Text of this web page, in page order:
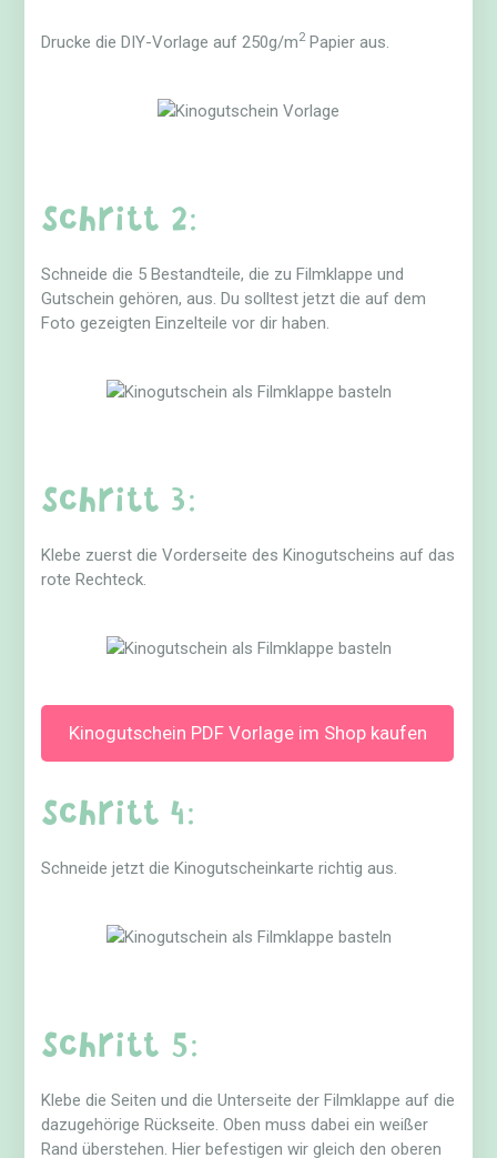
Drucke die DIY-Vorlage auf 250g/m2Papier aus.
Schritt 2:
Schneide die 5 Bestandteile, die zu Filmklappe und
Gutschein gehören, aus. Du solltest jetzt die auf dem
Foto gezeigten Einzelteile vor dir haben.
Schritt 3:
Klebe zuerst die Vorderseite des Kinogutscheins auf das
rote Rechteck.
Kinogutschein PDF Vorlage im Shop kaufen
Schritt 4:
Schneide jetzt die Kinogutscheinkarte richtig aus.
Schritt 5:
Klebe die Seiten und die Unterseite der Filmklappe auf die
dazugehörige Rückseite. Oben muss dabei ein weißer
Rand überstehen. Hier befestigen wir gleich den oberen